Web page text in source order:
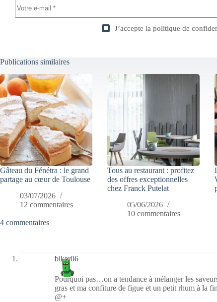
J’accepte la politique de
Publications similaires
Gâteau du Fénétra : le grand
partage au cœur de Toulouse
03/07/2026
12 commentaires
Tous au restaurant : profitez
des offres exceptionnelles
chez Franck Putelat
05/06/2026
10 commentaires
4 commentaires
biker06
Pourquoi pas…on a tendance à mélanger les
gras et ma confiture de figue et un petit rhum à la
@+